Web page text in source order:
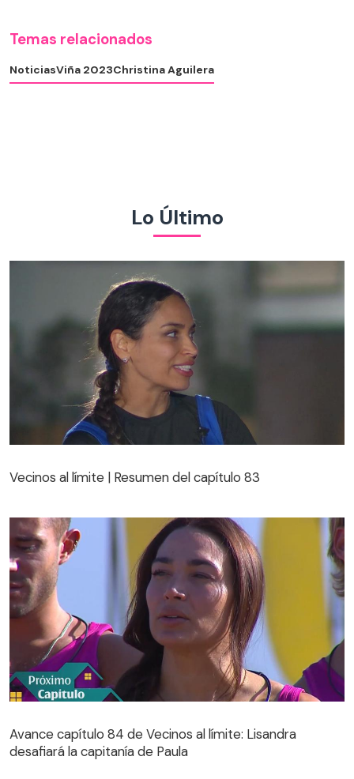
Temas relacionados
NoticiasViña 2023Christina Aguilera
Lo Último
Vecinos al límite | Resumen del capítulo 83
desafiará la capitanía de Paula
Avance capítulo 84 de Vecinos al límite: Lisandra
desafiará la capitanía de Paula